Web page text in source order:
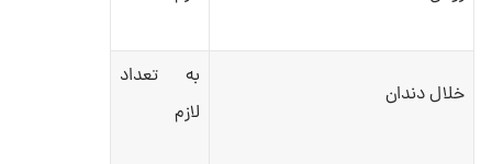
خلال دندان
به تعداد
لازم